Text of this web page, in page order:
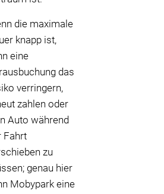
die maximale
knapp ist,
eine
das
verringern,
zahlen oder
Auto während
Fahrt
zu
genau hier
Mobypark eine